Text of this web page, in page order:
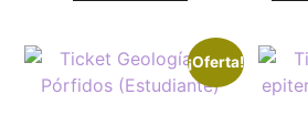
¡Oferta!